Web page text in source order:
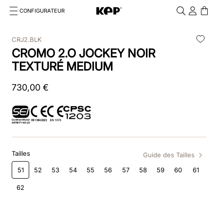
CONFIGURATEUR
RECHERCHES FRÉQUENTES
1.kep cromo 2 0
2.helmet
3.kep
5.accessori
6.inserti
CRJ2.BLK
CROMO 2.O JOCKEY NOIR
TEXTURÉ MEDIUM
730,00 €
Tailles
Guide des Tailles
51
52 53 54 55 56 57 58 59 60 61
62